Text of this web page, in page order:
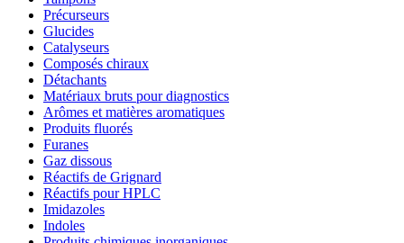
Précurseurs
Glucides
Catalyseurs
Composés chiraux
Détachants
Matériaux bruts pour diagnostics
Arômes et matières aromatiques
Produits fluorés
Furanes
Gaz dissous
Réactifs de Grignard
Réactifs pour HPLC
Imidazoles
Indoles